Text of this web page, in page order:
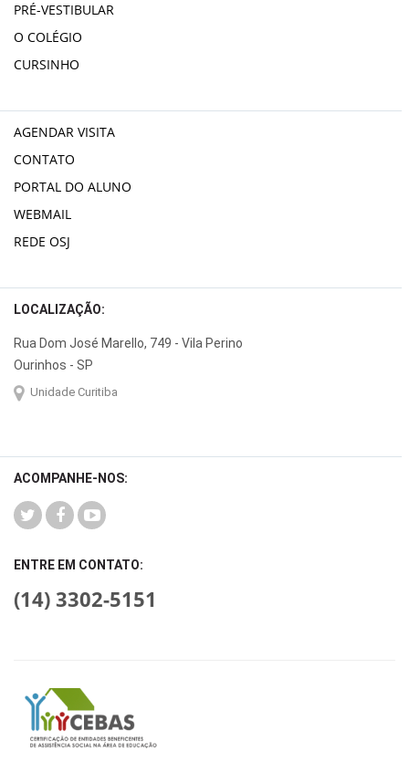
PRÉ-VESTIBULAR
O COLÉGIO
CURSINHO
AGENDAR VISITA
CONTATO
PORTAL DO ALUNO
WEBMAIL
REDE OSJ
LOCALIZAÇÃO:
Rua Dom José Marello, 749 - Vila Perino
Ourinhos - SP
Unidade Curitiba
ACOMPANHE-NOS:
ENTRE EM CONTATO:
(14) 3302-5151